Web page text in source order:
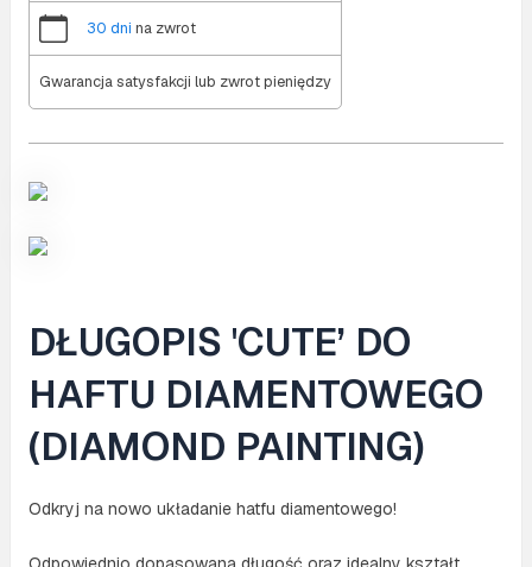
30 dni na zwrot
Gwarancja satysfakcji lub zwrot pieniędzy
DŁUGOPIS 'CUTE’ DO
HAFTU DIAMENTOWEGO
(DIAMOND PAINTING)
Odkryj na nowo układanie hatfu diamentowego!